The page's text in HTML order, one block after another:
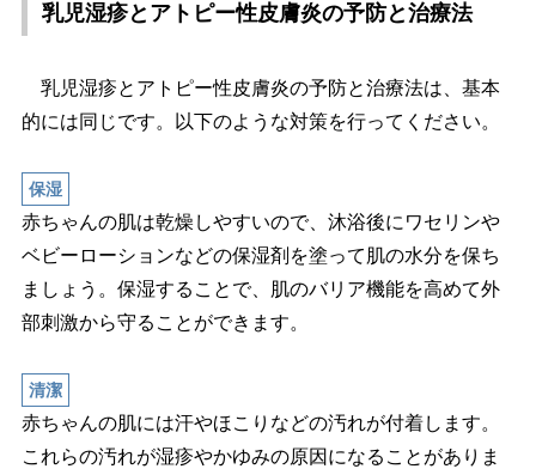
乳児湿疹とアトピー性皮膚炎の予防と治療法
乳児湿疹とアトピー性皮膚炎の予防と治療法は、基本
的には同じです。以下のような対策を行ってください。
保湿
赤ちゃんの肌は乾燥しやすいので、沐浴後にワセリン
ベビーローションなどの保湿剤を塗って肌の水分を保ち
ましょう。保湿することで、肌のバリア機能を高めて外
部刺激から守ることができます。
清潔
赤ちゃんの肌には汗やほこりなどの汚れが付着します。
これらの汚れが湿疹やかゆみの原因になることがありま